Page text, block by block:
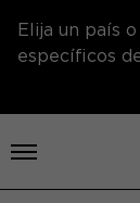
Elija un país
específicos
Abrir el menú